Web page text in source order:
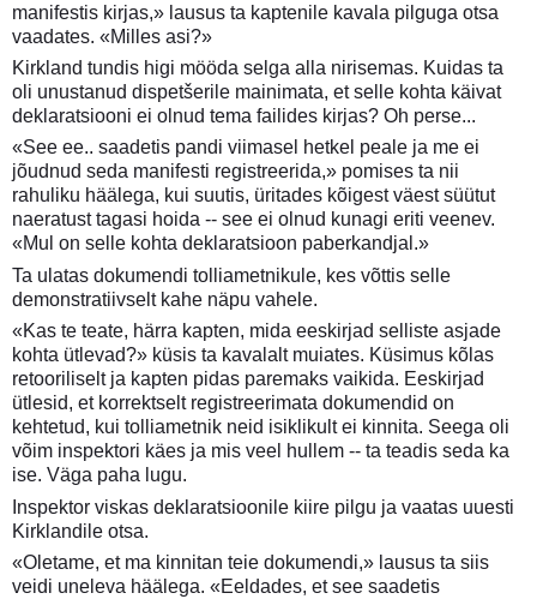
manifestis kirjas,» lausus ta kaptenile kavala pilguga otsa
vaadates. «Milles asi?»
Kirkland tundis higi mööda selga alla nirisemas. Kuidas ta
oli unustanud dispetšerile mainimata, et selle kohta käivat
deklaratsiooni ei olnud tema failides kirjas? Oh perse...
«See ee.. saadetis pandi viimasel hetkel peale ja me ei
jõudnud seda manifesti registreerida,» pomises ta nii
rahuliku häälega, kui suutis, üritades kõigest väest süütut
naeratust tagasi hoida -- see ei olnud kunagi eriti veenev.
«Mul on selle kohta deklaratsioon paberkandjal.»
Ta ulatas dokumendi tolliametnikule, kes võttis selle
demonstratiivselt kahe näpu vahele.
«Kas te teate, härra kapten, mida eeskirjad selliste asjade
kohta ütlevad?» küsis ta kavalalt muiates. Küsimus kõlas
retooriliselt ja kapten pidas paremaks vaikida. Eeskirjad
ütlesid, et korrektselt registreerimata dokumendid on
kehtetud, kui tolliametnik neid isiklikult ei kinnita. Seega oli
võim inspektori käes ja mis veel hullem -- ta teadis seda ka
ise. Väga paha lugu.
Inspektor viskas deklaratsioonile kiire pilgu ja vaatas uuesti
Kirklandile otsa.
«Oletame, et ma kinnitan teie dokumendi,» lausus ta siis
veidi uneleva häälega. «Eeldades, et see saadetis